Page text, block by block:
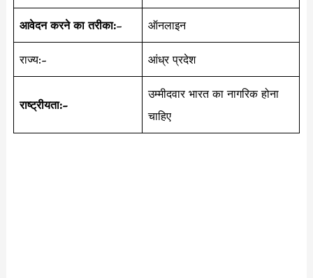
आवेदन करने का तरीका:– ऑनलाइन
राज्य:- आंध्र प्रदेश
राष्ट्रीयता:-
उम्मीदवार भारत का नागरिक होना
चाहिए